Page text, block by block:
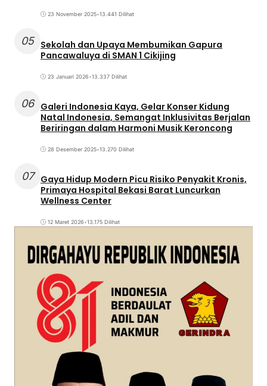
23 November 2025•13.441 Dilihat
05 Sekolah dan Upaya Membumikan Gapura
Pancawaluya di SMAN 1 Cikijing
23 Januari 2026•13.337 Dilihat
06 Galeri Indonesia Kaya, Gelar Konser Kidung
Natal Indonesia, Semangat Inklusivitas Berjalan
Beriringan dalam Harmoni Musik Keroncong
28 Desember 2025•13.270 Dilihat
07
Gaya Hidup Modern Picu Risiko Penyakit Kronis,
Primaya Hospital Bekasi Barat Luncurkan
Wellness Center
12 Maret 2026•13.175 Dilihat